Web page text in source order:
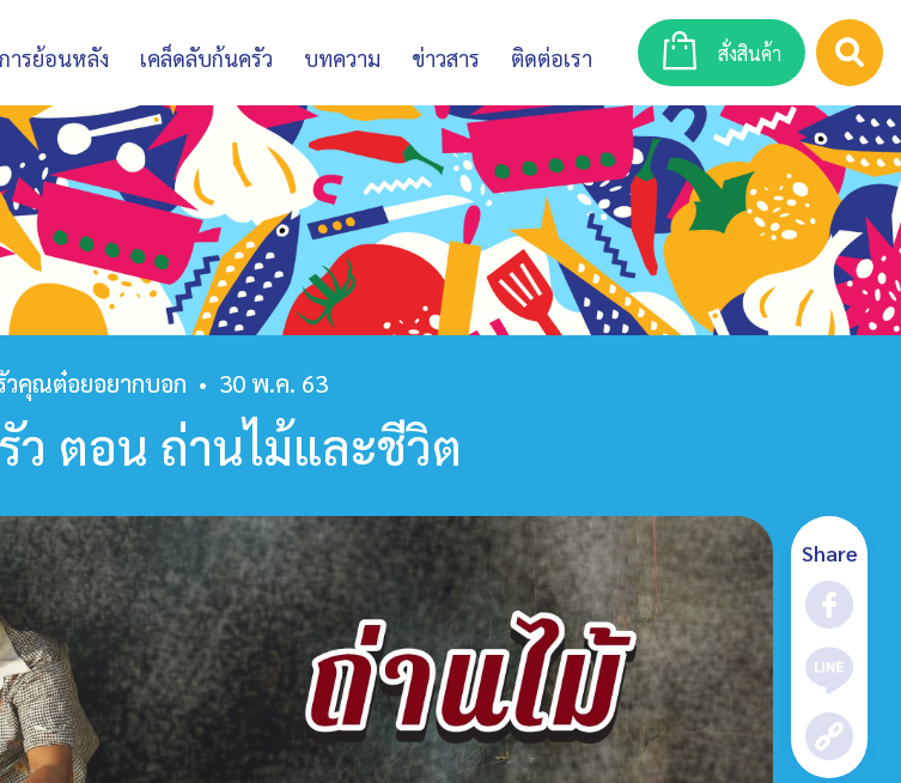
ารย้อนหลัง เคล็ดลับก้นครัว บทความ ข่าวสาร ติดต่อเรา สั่งสินค้า
วคุณต๋อยอยากบอก • 30 พ.ค. 63
ว ตอน ถ่านไม้และชีวิต
Share